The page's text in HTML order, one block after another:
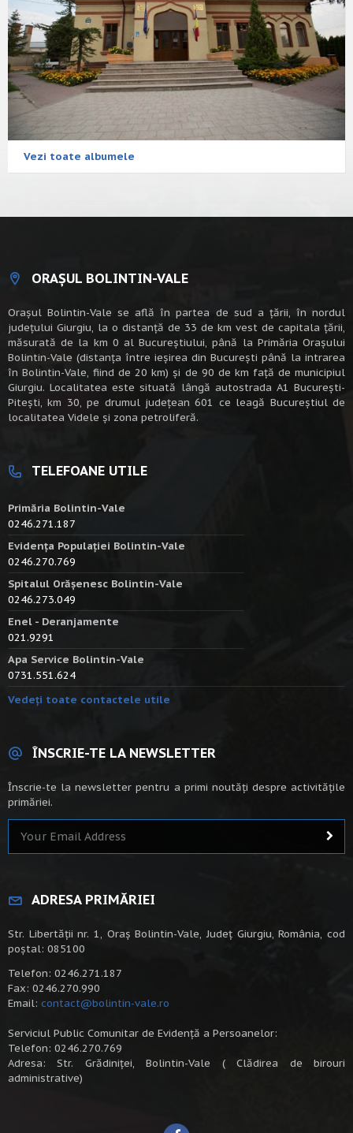
Vezi toate albumele
ORAȘUL BOLINTIN-VALE
Oraşul Bolintin-Vale se află în partea de sud a ţării, în nordul
judeţului Giurgiu, la o distanţă de 33 de km vest de capitala țării,
măsurată de la km 0 al Bucureștiului, până la Primăria Orașului
Bolintin-Vale (distanța între ieșirea din București până la intrarea
în Bolintin-Vale, fiind de 20 km) şi de 90 de km faţă de municipiul
Giurgiu. Localitatea este situată lângă autostrada A1 Bucureşti-
Piteşti, km 30, pe drumul judeţean 601 ce leagă Bucureştiul de
localitatea Videle şi zona petroliferă.
TELEFOANE UTILE
Primăria Bolintin-Vale
0246.271.187
Evidența Populației Bolintin-Vale
0246.270.769
Spitalul Orășenesc Bolintin-Vale
0246.273.049
Enel - Deranjamente
021.9291
Apa Service Bolintin-Vale
0731.551.624
Vedeți toate contactele utile
ÎNSCRIE-TE LA NEWSLETTER
Înscrie-te la newsletter pentru a primi noutăți despre activitățile
primăriei.
ADRESA PRIMĂRIEI
Str. Libertății nr. 1, Oraș Bolintin-Vale, Județ Giurgiu, România, cod
poștal: 085100
Telefon: 0246.271.187
Fax: 0246.270.990
Email: contact@bolintin-vale.ro
Serviciul Public Comunitar de Evidență a Persoanelor:
Telefon: 0246.270.769
Adresa: Str. Grădiniței, Bolintin-Vale ( Clădirea de birouri
administrative)